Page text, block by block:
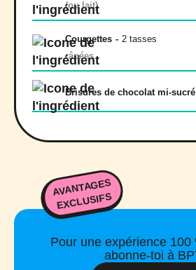
(ou lait)
Courgettes - 2 tasses
râpées
Brisures de chocolat mi-sucré
AVANTAGES
EXCLUSIFS
Pour une expérience 100
abonne-toi à